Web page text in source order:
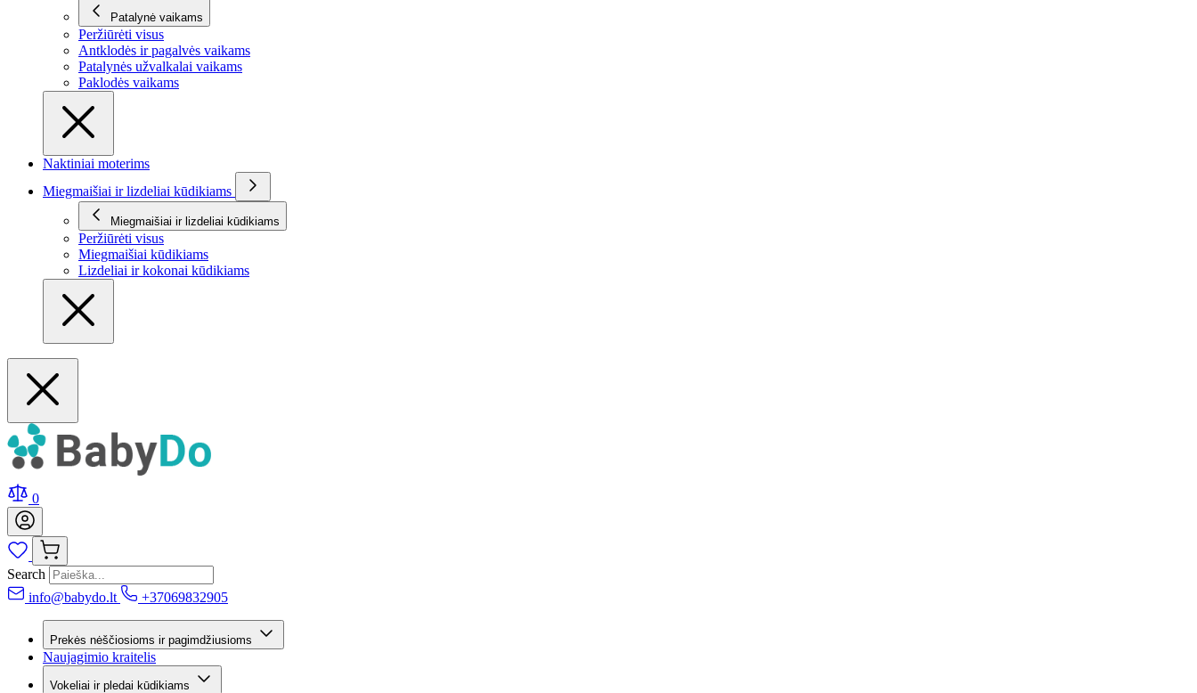
Patalynė vaikams
Peržiūrėti visus
Antklodės ir pagalvės vaikams
Patalynės užvalkalai vaikams
Paklodės vaikams
Naktiniai moterims
Miegmaišiai ir lizdeliai kūdikiams
Miegmaišiai ir lizdeliai kūdikiams
Peržiūrėti visus
Miegmaišiai kūdikiams
Lizdeliai ir kokonai kūdikiams
0
Search
info@babydo.lt
+37069832905
Prekės nėščiosioms ir pagimdžiusioms
Naujagimio kraitelis
Vokeliai ir pledai kūdikiams